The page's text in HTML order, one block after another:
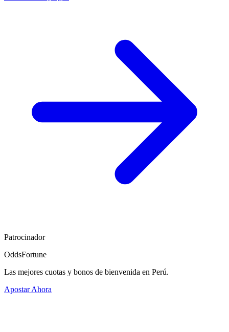
Patrocinador
OddsFortune
Las mejores cuotas y bonos de bienvenida en Perú.
Apostar Ahora